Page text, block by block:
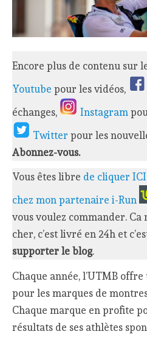
Encore plus de contenu sur
Youtube pour les vidéos,
échanges,
Instagram
Twitterpour les
Abonnez-vous.
Vous êtes libre de cliquer
chez mon partenaire i-Run
vous voulez commander. Ca
cher, c’est livré en 24h et
supporter le blog.
Chaque année, l’UTMB
pour les marques de
Chaque marque en profite
résultats de ses athlètes